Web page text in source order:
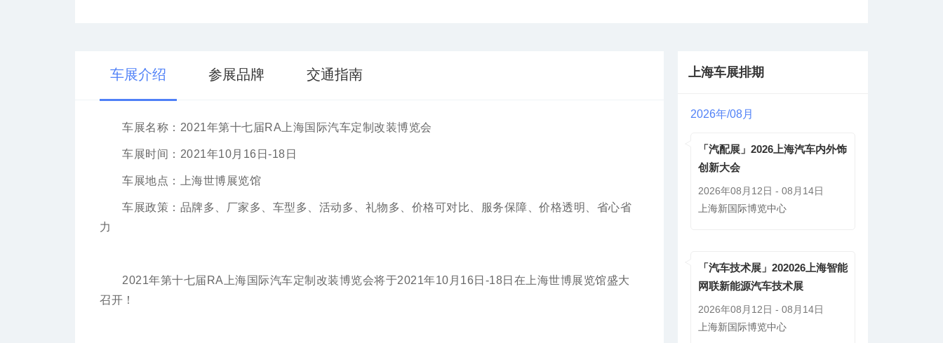
车展介绍 参展品牌 交通指南
车展名称：2021年第十七届RA上海国际汽车定制改装博览会
车展时间：2021年10月16日-18日
车展地点：上海世博展览馆
车展政策：品牌多、厂家多、车型多、活动多、礼物多、价格可对比、服务保障、价格透明、省心省
力
2021年第十七届RA上海国际汽车定制改装博览会将于2021年10月16日-18日在上海世博展览馆盛大
召开！
上海车展排期
2026年/08月
「汽配展」2026上海汽车内外饰
创新大会
2026年08月12日 - 08月14日
上海新国际博览中心
「汽车技术展」202026上海智能
网联新能源汽车技术展
2026年08月12日 - 08月14日
上海新国际博览中心